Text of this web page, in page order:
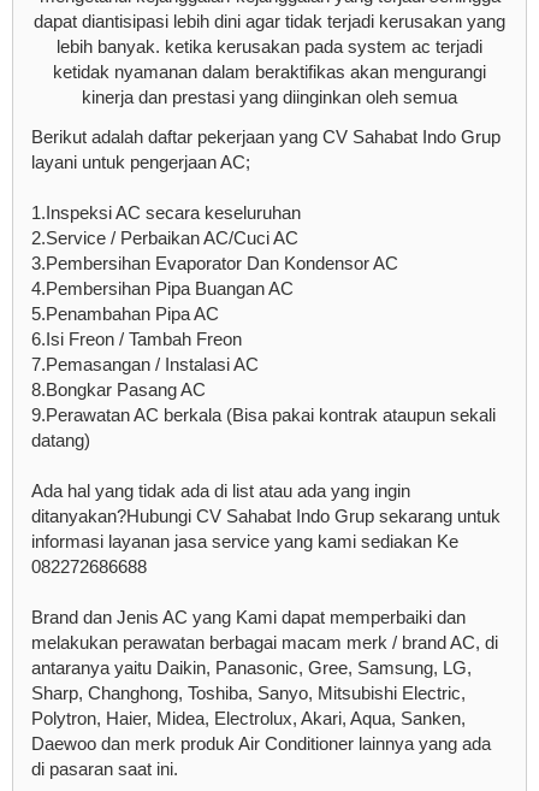
dapat diantisipasi lebih dini agar tidak terjadi kerusakan yang
lebih banyak. ketika kerusakan pada system ac terjadi
ketidak nyamanan dalam beraktifikas akan mengurangi
kinerja dan prestasi yang diinginkan oleh semua
Berikut adalah daftar pekerjaan yang CV Sahabat Indo Grup
layani untuk pengerjaan AC;
1.Inspeksi AC secara keseluruhan
2.Service / Perbaikan AC/Cuci AC
3.Pembersihan Evaporator Dan Kondensor AC
4.Pembersihan Pipa Buangan AC
5.Penambahan Pipa AC
6.Isi Freon / Tambah Freon
7.Pemasangan / Instalasi AC
8.Bongkar Pasang AC
9.Perawatan AC berkala (Bisa pakai kontrak ataupun sekali
datang)
Ada hal yang tidak ada di list atau ada yang ingin
ditanyakan?Hubungi CV Sahabat Indo Grup sekarang untuk
informasi layanan jasa service yang kami sediakan Ke
082272686688
Brand dan Jenis AC yang Kami dapat memperbaiki dan
melakukan perawatan berbagai macam merk / brand AC, di
antaranya yaitu Daikin, Panasonic, Gree, Samsung, LG,
Sharp, Changhong, Toshiba, Sanyo, Mitsubishi Electric,
Polytron, Haier, Midea, Electrolux, Akari, Aqua, Sanken,
Daewoo dan merk produk Air Conditioner lainnya yang ada
di pasaran saat ini.